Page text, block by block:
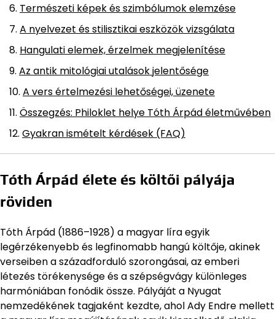
Természeti képek és szimbólumok elemzése
A nyelvezet és stilisztikai eszközök vizsgálata
Hangulati elemek, érzelmek megjelenítése
Az antik mitológiai utalások jelentősége
A vers értelmezési lehetőségei, üzenete
Összegzés: Philoklet helye Tóth Árpád életművében
Gyakran ismételt kérdések (FAQ)
Tóth Árpád élete és költői pályája
röviden
Tóth Árpád (1886–1928) a magyar líra egyik
legérzékenyebb és legfinomabb hangú költője, akinek
verseiben a századforduló szorongásai, az emberi
létezés törékenysége és a szépségvágy különleges
harmóniában fonódik össze. Pályáját a Nyugat
nemzedékének tagjaként kezdte, ahol Ady Endre mellett